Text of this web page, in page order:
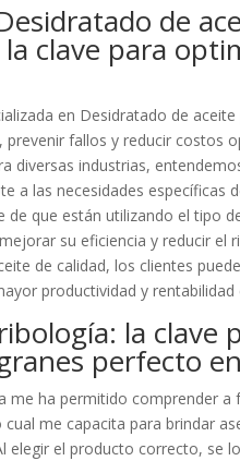
de
la clave para
en Desidratado de
prevenir fallos y reducir costos
diversas industrias,
a las necesidades
de que están utilizando el tipo
su eficiencia y reducir el
de calidad, los clientes
productividad y rentabilidad
la clave
perfecto
me ha permitido comprender
me capacita para brindar
elegir el producto correcto, se